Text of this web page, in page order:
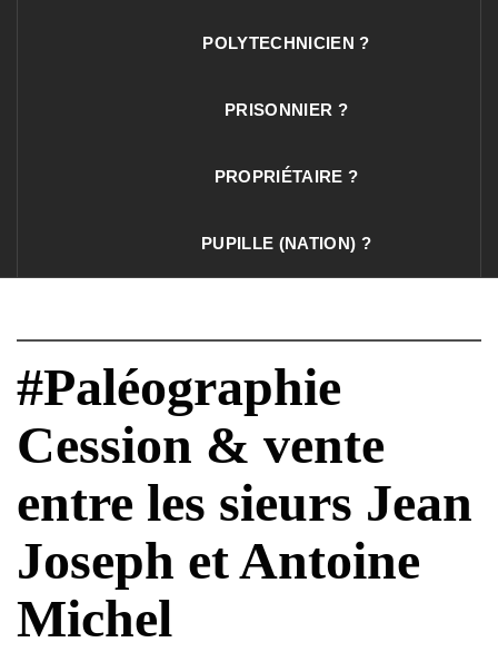
POLYTECHNICIEN ?
PRISONNIER ?
PROPRIÉTAIRE ?
PUPILLE (NATION) ?
#Paléographie
Cession & vente
entre les sieurs Jean
Joseph et Antoine
Michel